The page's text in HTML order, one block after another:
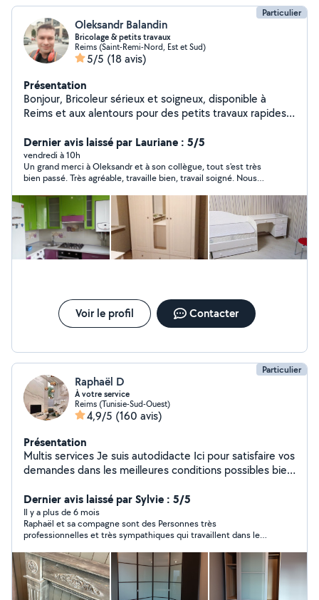
Particulier
Oleksandr Balandin
Bricolage & petits travaux
Reims (Saint-Remi-Nord, Est et Sud)
5/5 (18 avis)
Présentation
Bonjour, Bricoleur sérieux et soigneux, disponible à
Reims et aux alentours pour des petits travaux rapides
différents travaux de bricolage : Montage et démontage
de meubles (IKEA, etc.) Réparation simple de meubles
Peinture murs et plafonds Rebouchage et enduit Pose
de papier peint Pose simple de carrelage Fixation
d'objets au mur (étagères, cadres, TV) Aide pour porter
et déplacer des meubles Je dispose de mon propre
matériel (perforateur, visseuse, scie sauteuse).
Personne sérieuse, ponctuelle et respectueuse.
Disponible en semaine et le week-end. Tarifs
Dernier avis laissé par Lauriane : 5/5
vendredi à 10h
Un grand merci à Oleksandr et à son collègue, tout s'est très
bien passé. Très agréable, travaille bien, travail soigné. Nous
Nous le recommandons à 100% et nous n'hésiterons pas à les
recontacter pour d'autres travaux.
Voir le profil Contacter
Particulier
Raphaël D
À votre service
Reims (Tunisie-Sud-Ouest)
4,9/5 (160 avis)
Présentation
Multis services Je suis autodidacte Ici pour satisfaire vos
demandes dans les meilleures conditions possibles bien
Dernier avis laissé par Sylvie : 5/5
Il y a plus de 6 mois
Raphaël et sa compagne sont des Personnes très
professionnelles et très sympathiques qui travaillent dans le
fortement